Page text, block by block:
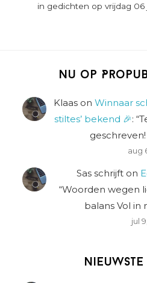
in gedichten op vrijdag 06
Nu op
Klaas on Winnaar
stiltes’ bekend 🎉: “
aug
Sas schrijft on
“Woorden wegen
balans Vol in
jul
Nieuwste